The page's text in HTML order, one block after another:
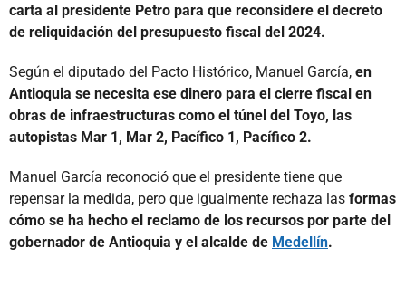
carta al presidente Petro para que reconsidere el decreto
de reliquidación del presupuesto fiscal del 2024.
Según el diputado del Pacto Histórico, Manuel García, en
Antioquia se necesita ese dinero para el cierre fiscal en
obras de infraestructuras como el túnel del Toyo, las
autopistas Mar 1, Mar 2, Pacífico 1, Pacífico 2.
Manuel García reconoció que el presidente tiene que
repensar la medida, pero que igualmente rechaza las formas
cómo se ha hecho el reclamo de los recursos por parte del
gobernador de Antioquia y el alcalde de Medellín.